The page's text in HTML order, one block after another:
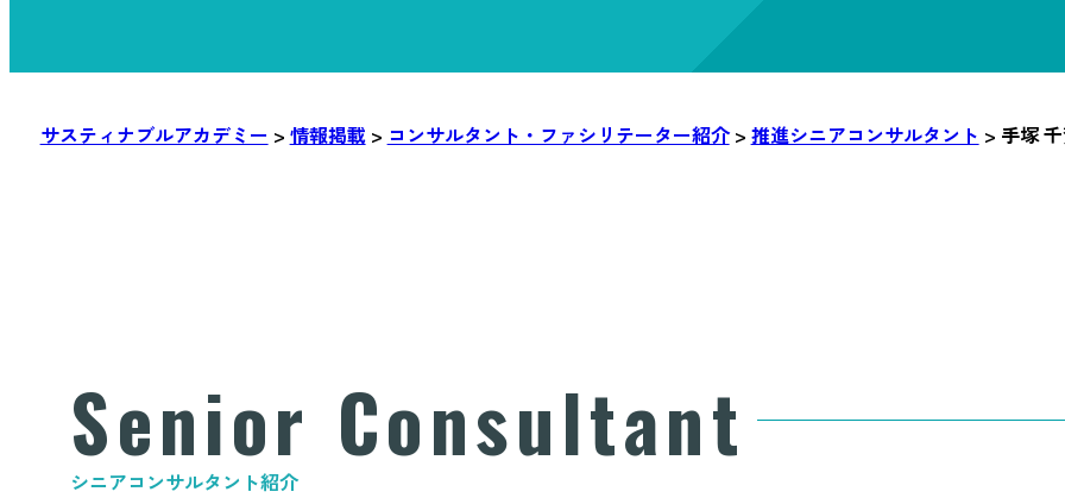
サスティナブルアカデミー > 情報掲載> コンサルタント・ファシリテーター紹介> 推進シニアコンサルタント > 手塚
Senior Consultant
シニアコンサルタント紹介